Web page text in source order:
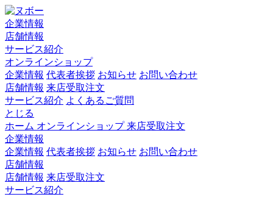
企業情報
店舗情報
サービス紹介
オンラインショップ
企業情報 代表者挨拶 お知らせ お問い合わせ
店舗情報 来店受取注文
サービス紹介 よくあるご質問
とじる
ホーム オンラインショップ来店受取注文
企業情報
企業情報 代表者挨拶 お知らせ お問い合わせ
店舗情報
店舗情報 来店受取注文
サービス紹介